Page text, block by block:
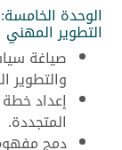
الوحدة
التطوير المهني
صياغة
والتطوير
إعداد
المتجددة.
دمج